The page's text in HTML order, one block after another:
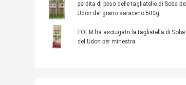
perdita di peso delle tagliatelle di Soba del
Udon del grano saraceno 500g
L'OEM ha asciugato la tagliatella di Soba
del Udon per minestra